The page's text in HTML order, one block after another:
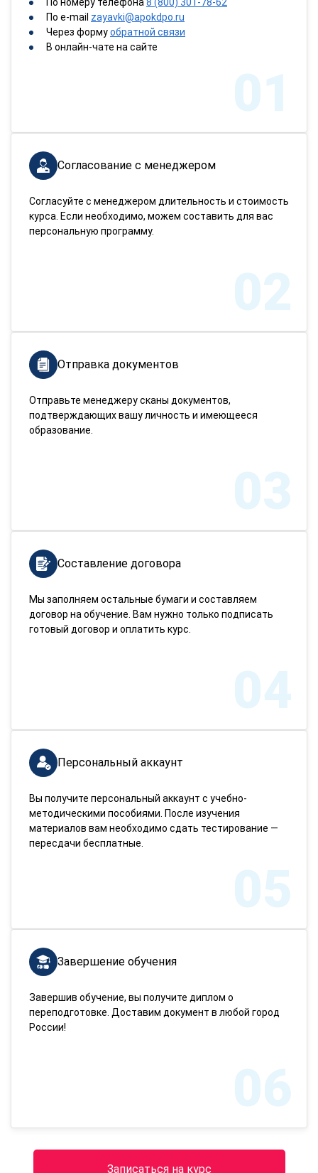
По номеру телефона8 (800) 301-78-62
По e-mail zayavki@apokdpo.ru
Через формуобратной связи
В онлайн-чате на сайте
01
Согласование с менеджером
Согласуйте с менеджером длительность и стоимость
курса. Если необходимо, можем составить для вас
персональную программу.
02
Отправка документов
Отправьте менеджеру сканы документов,
подтверждающих вашу личность и имеющееся
образование.
03
Составление договора
Мы заполняем остальные бумаги и составляем
договор на обучение. Вам нужно только подписать
готовый договор и оплатить курс.
04
Персональный аккаунт
Вы получите персональный аккаунт с учебно-
методическими пособиями. После изучения
материалов вам необходимо сдать тестирование —
пересдачи бесплатные.
05
Завершение обучения
Завершив обучение, вы получите диплом о
переподготовке. Доставим документ в любой город
России!
06
Записаться на курс